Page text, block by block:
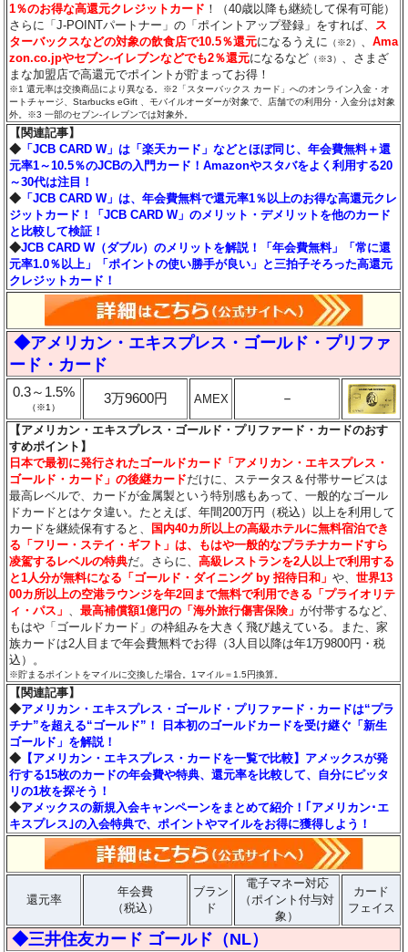
1％のお得な高還元クレジットカード ！（40歳以降も継続して保有可能）
さらに「J-POINTパートナー」の「ポイントアップ登録」をすれば、
ス
ターバックスなどの対象の飲食店で10.5％還元になるうえに （※2） 、Ama
zon.co.jpやセブン‐イレブンなどでも2％還元になるなど （※3）
、さまざ
まな加盟店で高還元でポイントが貯まってお得！
※1 還元率は交換商品により異なる。※2「スターバックス カード」へのオンライン入金・オ
ートチャージ、Starbucks eGift 、モバイルオーダーが対象で、店舗での利用分・入金分は対象
外。※3 一部のセブン‐イレブンでは対象外。
【関連記事】
◆ 「JCB CARD W」は「楽天カード」などとほぼ同じ、年会費無料＋還
元率1～10.5％のJCBの入門カード！Amazonやスタバをよく利用する20
～30代は注目！
◆ 「JCB CARD W」は、年会費無料で還元率1％以上のお得な高還元クレ
ジットカード！「JCB CARD W」のメリット・デメリットを他のカード
と比較して検証！
◆JCB CARD W（ダブル）のメリットを解説！「年会費無料」「常に還
元率1.0％以上」「ポイントの使い勝手が良い」と三拍子そろった高還元
クレジットカード！
◆アメリカン・エキスプレス・ゴールド・プリファ
ード・カード
0.3～1.5%
（※1）
3万9600円 AMEX －
【アメリカン・エキスプレス・ゴールド・プリファード・カードのおす
すめポイント】
日本で最初に発行されたゴールドカード「アメリカン・エキスプレス・
ゴールド・カード」の後継カードだけに、ステータス＆付帯サービスは
最高レベルで、カードが金属製という特別感もあって、一般的なゴール
ドカードとはケタ違い。たとえば、年間200万円（税込）以上を利用して
カードを継続保有すると、 国内40カ所以上の高級ホテルに無料宿泊でき
る「フリー・ステイ・ギフト」は、もはや一般的なプラチナカードすら
凌駕するレベルの特典だ。さらに、高級レストランを2人以上で利用する
と1人分が無料になる「ゴールド・ダイニング by 招待日和」や、世界13
00カ所以上の空港ラウンジを年2回まで無料で利用できる「プライオリテ
ィ・パス」
、最高補償額1億円の「海外旅行傷害保険」が付帯するなど、
もはや「ゴールドカード」の枠組みを大きく飛び越えている。また、家
族カードは2人目まで年会費無料でお得（3人目以降は年1万9800円・税
込）。
※貯まるポイントをマイルに交換した場合。1マイル＝1.5円換算。
【関連記事】
◆アメリカン・エキスプレス・ゴールド・プリファード・カードは“プラ
チナ”を超える“ゴールド”！ 日本初のゴールドカードを受け継ぐ「新生
ゴールド」を解説！
◆ 【アメリカン・エキスプレス・カードを一覧で比較】アメックスが発
行する15枚のカードの年会費や特典、還元率を比較して、自分にピッタ
リの1枚を探そう！
◆アメックスの新規入会キャンペーンをまとめて紹介！｢アメリカン･エ
キスプレス｣の入会特典で、ポイントやマイルをお得に獲得しよう！
還元率
年会費
（税込）
ブラン
ド
電子マネー対応
（ポイント付与対
象）
カード
フェイス
◆三井住友カード ゴールド（NL）